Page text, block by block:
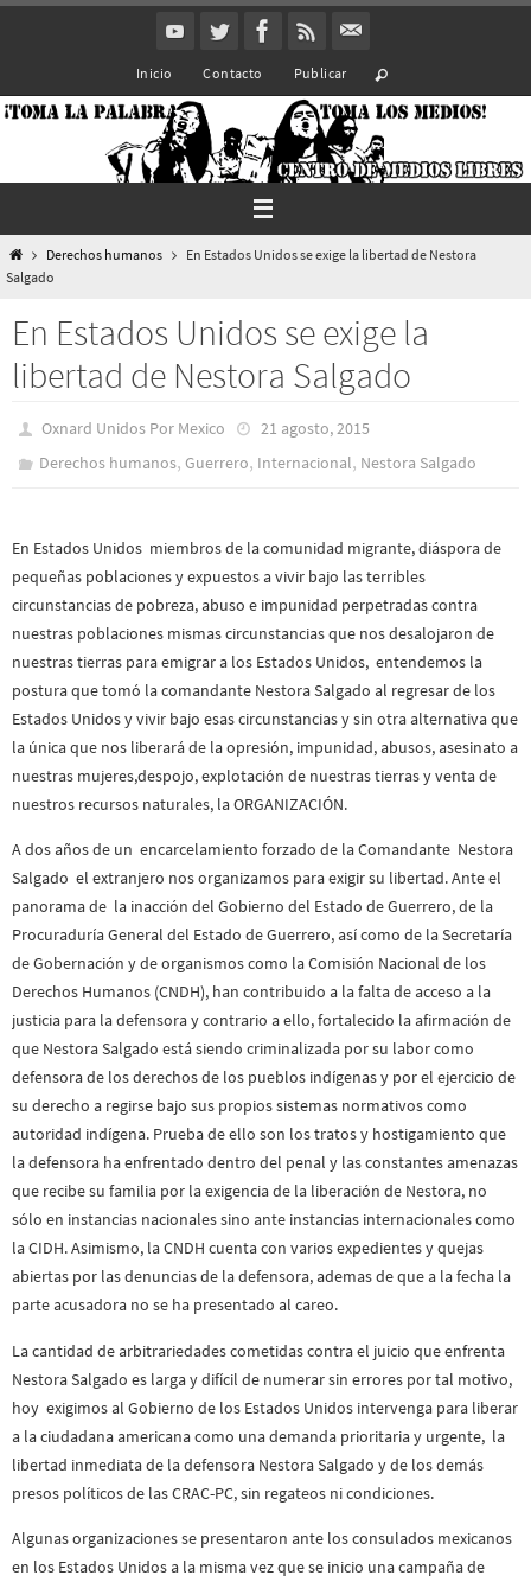
Inicio Contacto Publicar
InicioDerechos humanos
En Estados Unidos se exige la libertad de Nestora
Salgado
En Estados Unidos se exige la
libertad de Nestora Salgado
Oxnard Unidos Por Mexico
21 agosto, 2015
Derechos humanos,Guerrero, Internacional, Nestora Salgado
En Estados Unidos miembros de la comunidad migrante, diáspora de
pequeñas poblaciones y expuestos a vivir bajo las terribles
circunstancias de pobreza, abuso e impunidad perpetradas contra
nuestras poblaciones mismas circunstancias que nos desalojaron de
nuestras tierras para emigrar a los Estados Unidos, entendemos la
postura que tomó la comandante Nestora Salgado al regresar de los
Estados Unidos y vivir bajo esas circunstancias y sin otra alternativa que
la única que nos liberará de la opresión, impunidad, abusos, asesinato a
nuestras mujeres,despojo, explotación de nuestras tierras y venta de
nuestros recursos naturales, la ORGANIZACIÓN.
A dos años de un encarcelamiento forzado de la Comandante Nestora
Salgado el extranjero nos organizamos para exigir su libertad.Ante el
panorama de la inacción del Gobierno del Estado de Guerrero, de la
Procuraduría General del Estado de Guerrero, así como de la Secretaría
de Gobernación y de organismos como la Comisión Nacional de los
Derechos Humanos (CNDH), han contribuido a la falta de acceso a la
justicia para la defensora y contrario a ello, fortalecido la afirmación de
que Nestora Salgado está siendo criminalizada por su labor como
defensora de los derechos de los pueblos indígenas y por el ejercicio de
su derecho a regirse bajo sus propios sistemas normativos como
autoridad indígena. Prueba de ello son los tratos y hostigamiento que
la defensora ha enfrentado dentro del penal y las constantes amenazas
que recibe su familia por la exigencia de la liberación de Nestora, no
sólo en instancias nacionales sino ante instancias internacionales como
la CIDH. Asimismo, la CNDH cuenta con varios expedientes y quejas
abiertas por las denuncias de la defensora, ademas de que a la fecha la
parte acusadora no se ha presentado al careo.
La cantidad de arbitrariedades cometidas contra el juicio que enfrenta
Nestora Salgado es larga y difícil de numerar sin errores por tal motivo,
hoy exigimos al Gobierno de los Estados Unidos intervenga para liberar
a la ciudadana americana como una demanda prioritaria y urgente, la
libertad inmediata de la defensora Nestora Salgado y de los demás
presos políticos de las CRAC-PC, sin regateos ni condiciones.
Algunas organizaciones se presentaron ante los consulados mexicanos
en los Estados Unidos a la misma vez que se inicio una campaña de